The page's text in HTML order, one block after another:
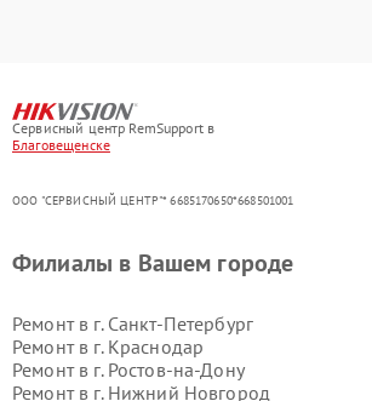
Сервисный центр RemSupport в
Благовещенске
ООО "СЕРВИСНЫЙ ЦЕНТР"* 6685170650*668501001
Филиалы в Вашем городе
Ремонт в г. Санкт-Петербург
Ремонт в г. Краснодар
Ремонт в г. Ростов-на-Дону
Ремонт в г. Нижний Новгород